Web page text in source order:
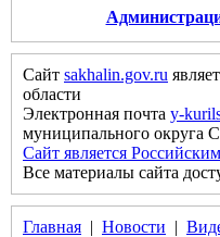
Сайт sakhalin.gov.ru
области
Электронная почта y-
муниципального округа
Сайт является
Все материалы сайта
Главная | Новости |